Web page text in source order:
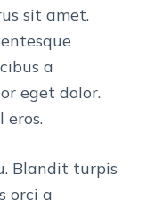
sit amet.
a
eget dolor.
eros.
Blandit turpis
orci a